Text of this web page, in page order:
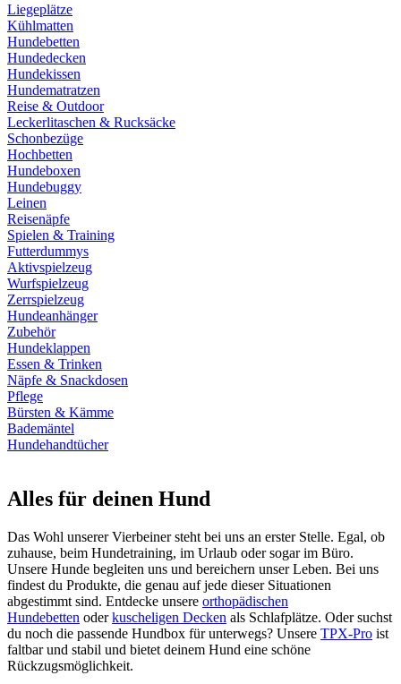
Liegeplätze
Kühlmatten
Hundebetten
Hundedecken
Hundekissen
Hundematratzen
Reise & Outdoor
Leckerlitaschen & Rucksäcke
Schonbezüge
Hochbetten
Hundeboxen
Hundebuggy
Leinen
Reisenäpfe
Spielen & Training
Futterdummys
Aktivspielzeug
Wurfspielzeug
Zerrspielzeug
Hundeanhänger
Zubehör
Hundeklappen
Essen & Trinken
Näpfe & Snackdosen
Pflege
Bürsten & Kämme
Bademäntel
Hundehandtücher
Alles für deinen Hund
Das Wohl unserer Vierbeiner steht bei uns an erster Stelle. Egal, ob
zuhause, beim Hundetraining, im Urlaub oder sogar im Büro.
Unsere Hunde begleiten uns und bereichern unser Leben. Bei uns
findest du Produkte, die genau auf jede dieser Situationen
abgestimmt sind. Entdecke unsere orthopädischen
Hundebetten oderkuscheligen Decken als Schlafplätze. Oder suchst
du noch die passende Hundbox für unterwegs? Unsere TPX-Pro ist
faltbar und stabil und bietet deinem Hund eine schöne
Rückzugsmöglichkeit.